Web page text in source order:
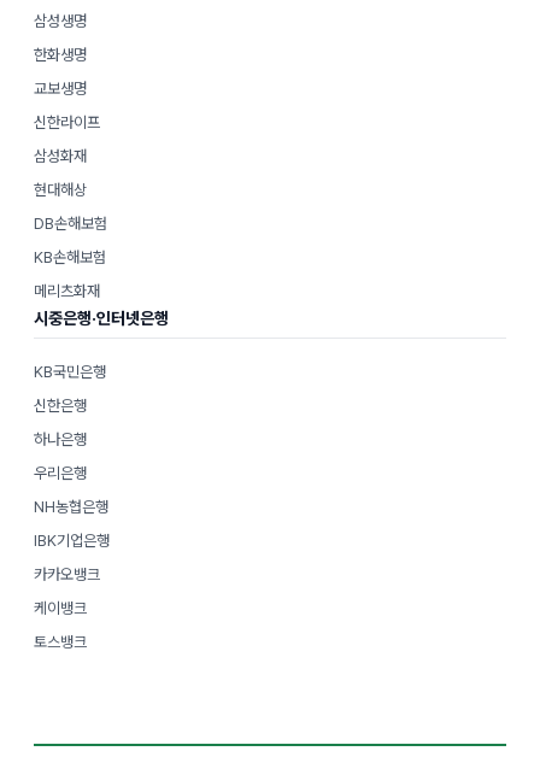
삼성생명
한화생명
교보생명
신한라이프
삼성화재
현대해상
DB손해보험
KB손해보험
메리츠화재
시중은행·인터넷은행
KB국민은행
신한은행
하나은행
우리은행
NH농협은행
IBK기업은행
카카오뱅크
케이뱅크
토스뱅크